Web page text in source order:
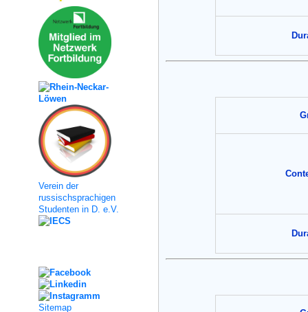
Verein der
russischsprachigen
Studenten in D. e.V.
Sitemap